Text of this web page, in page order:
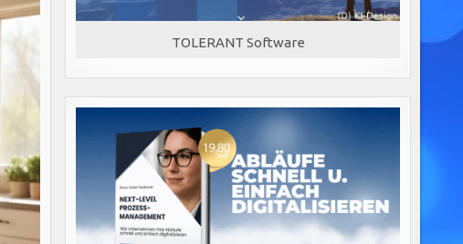
TOLERANT Software